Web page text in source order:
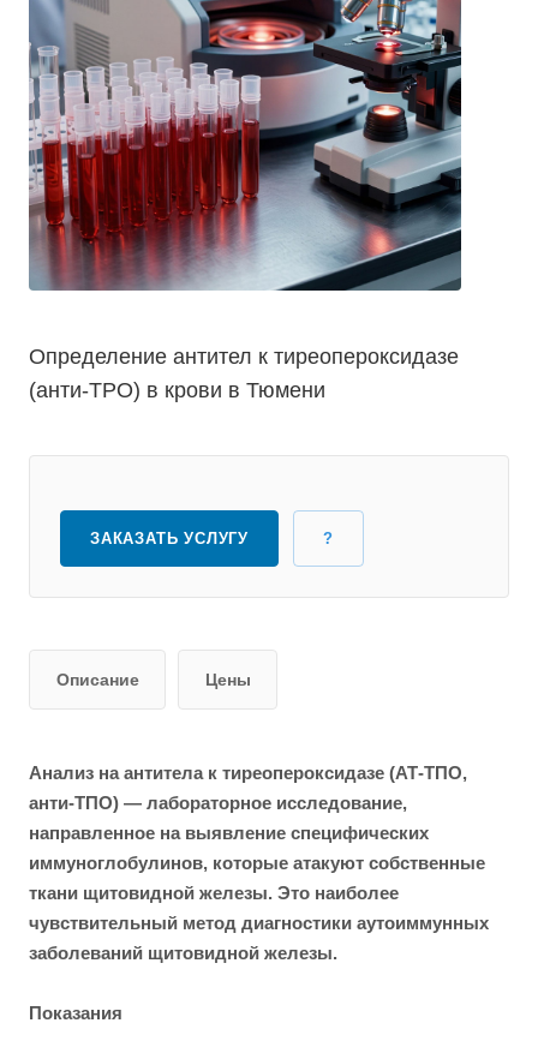
Определение антител к тиреопероксидазе
(анти-ТРО) в крови в Тюмени
ЗАКАЗАТЬ УСЛУГУ ?
Описание Цены
Анализ на антитела к тиреопероксидазе (АТ-ТПО,
анти-ТПО) — лабораторное исследование,
направленное на выявление специфических
иммуноглобулинов, которые атакуют собственные
ткани щитовидной железы. Это наиболее
чувствительный метод диагностики аутоиммунных
заболеваний щитовидной железы.
Показания